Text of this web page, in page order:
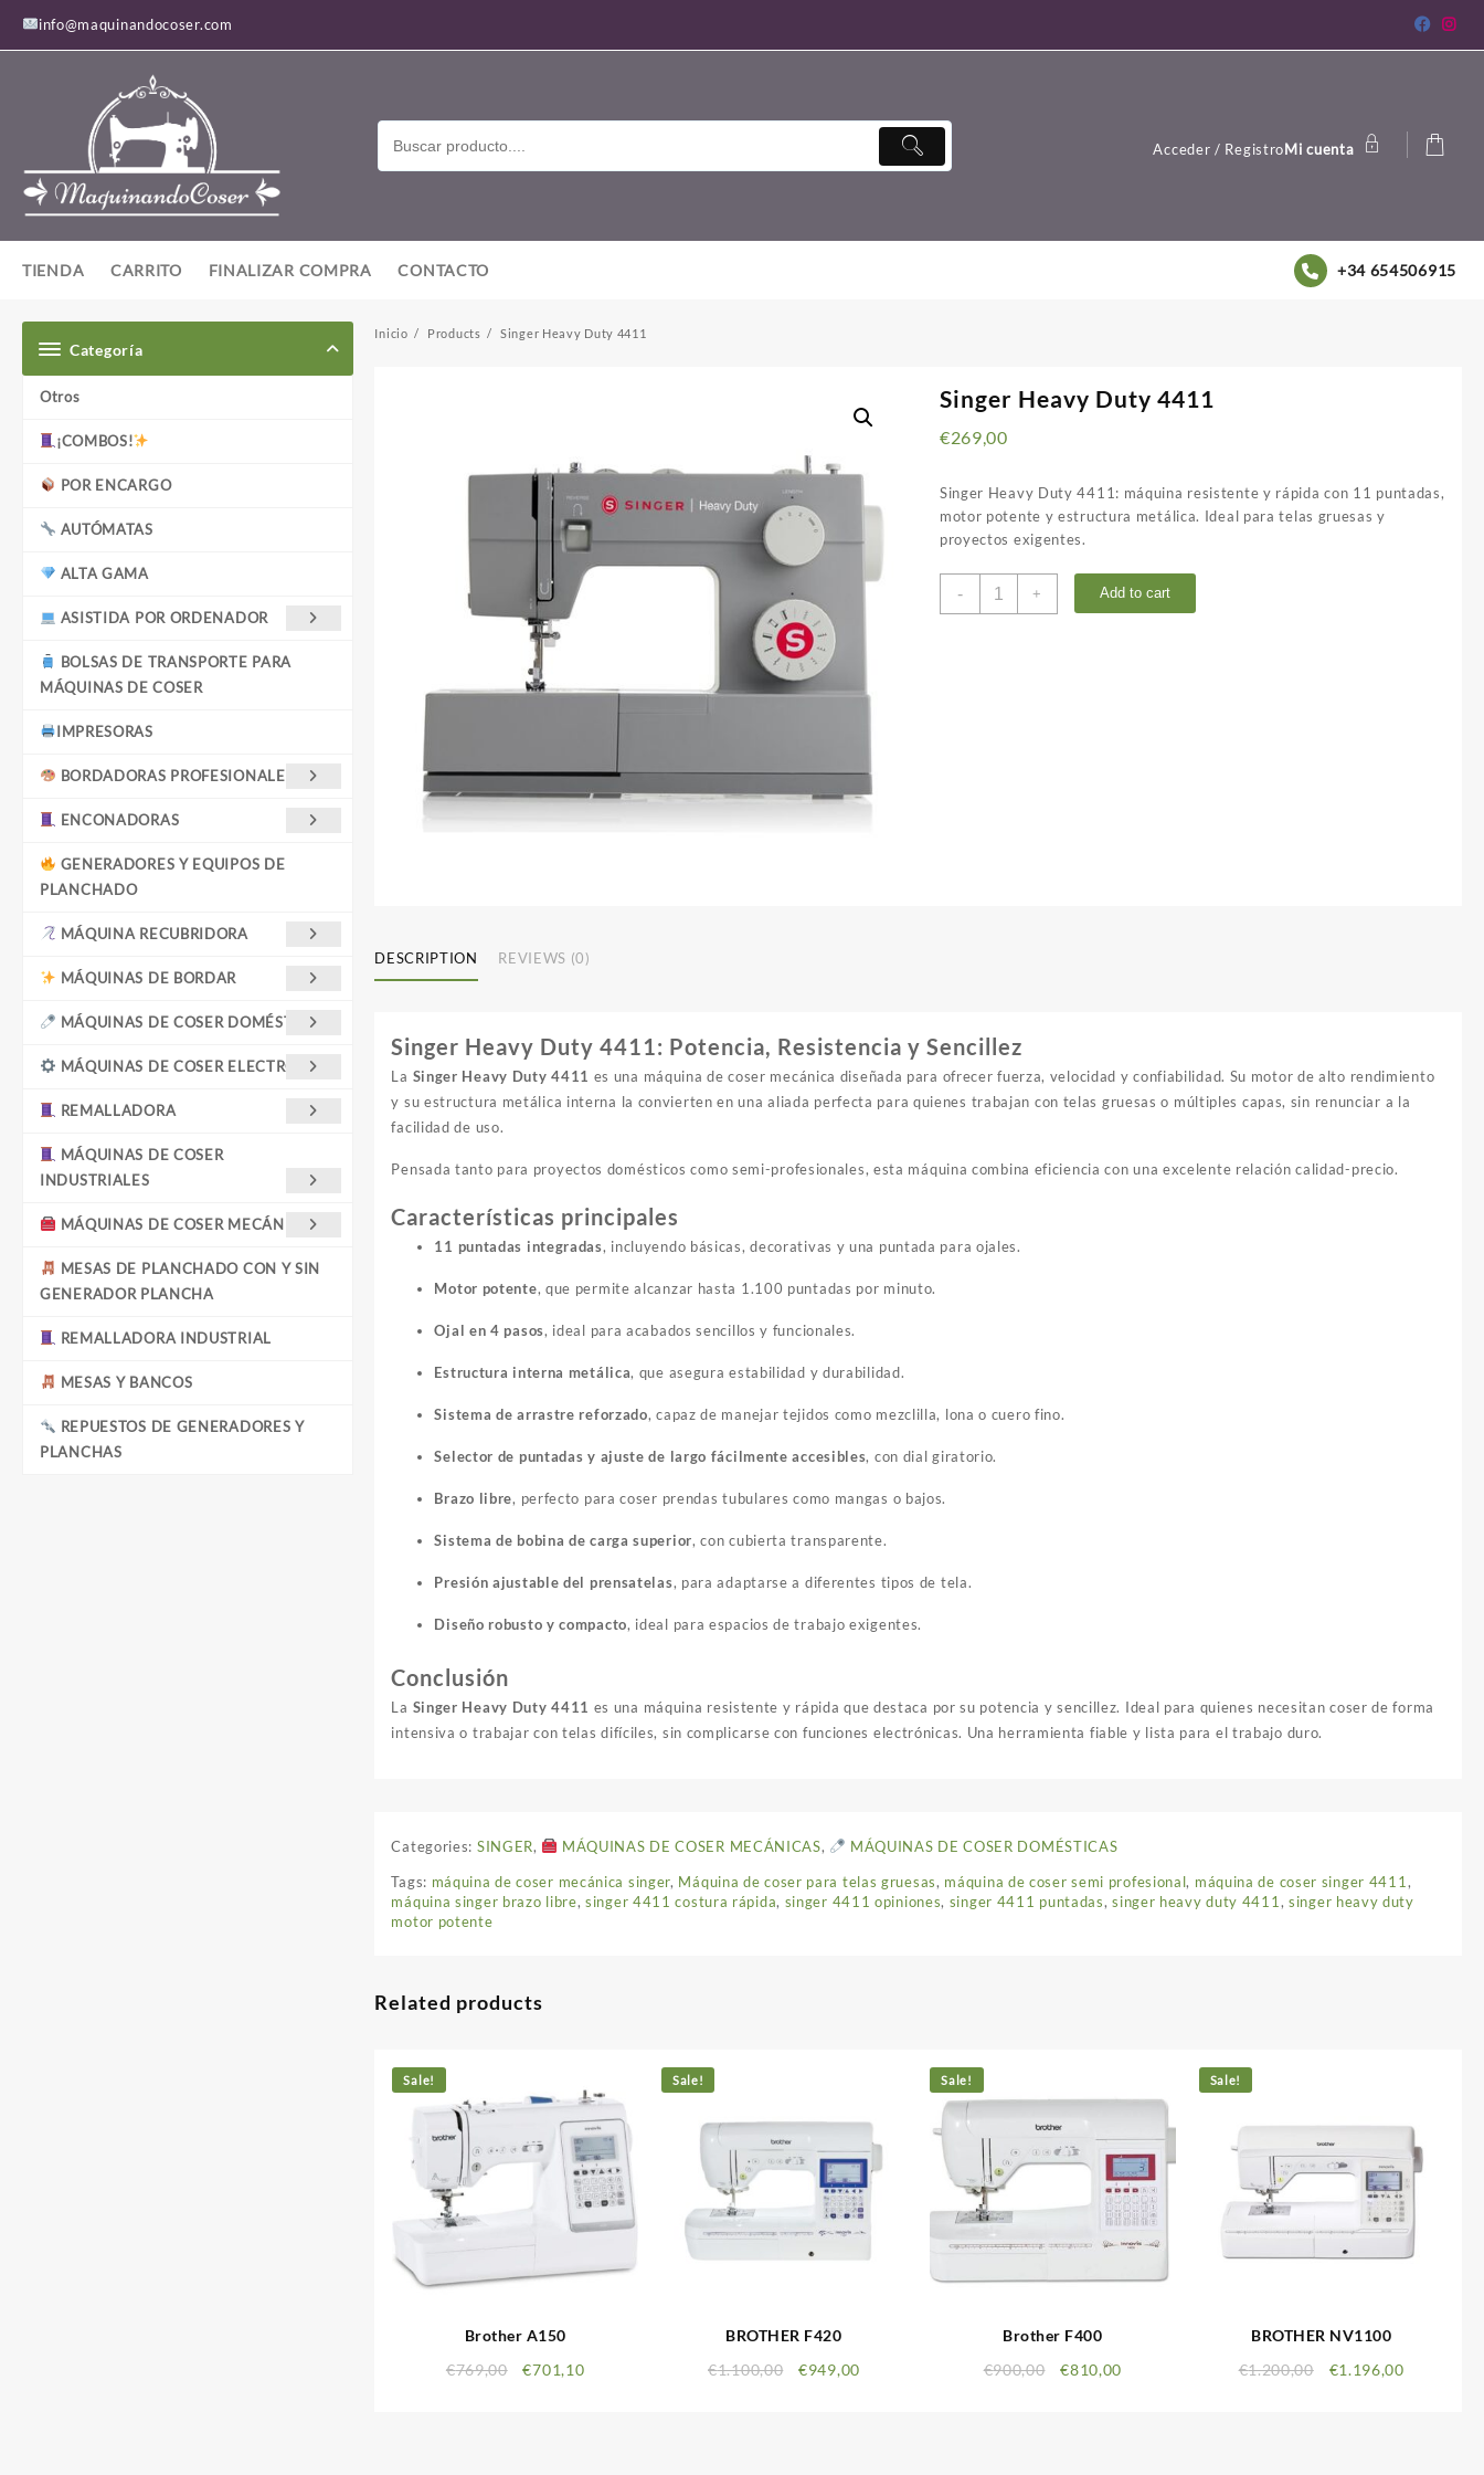
contenido
info@maquinandocoser.com
Acceder / RegistroMi cuenta
TIENDA CARRITO FINALIZAR COMPRA CONTACTO +34 654506915
Categoría
Otros
¡COMBOS!
POR ENCARGO
AUTÓMATAS
ALTA GAMA
ASISTIDA POR ORDENADOR
BOLSAS DE TRANSPORTE PARA
MÁQUINAS DE COSER
IMPRESORAS
BORDADORAS PROFESIONALES
ENCONADORAS
GENERADORES Y EQUIPOS DE
PLANCHADO
MÁQUINA RECUBRIDORA
MÁQUINAS DE BORDAR
MÁQUINAS DE COSER DOMÉSTICAS
MÁQUINAS DE COSER ELECTRÓNICA
REMALLADORA
MÁQUINAS DE COSER
INDUSTRIALES
MÁQUINAS DE COSER MECÁNICAS
MESAS DE PLANCHADO CON Y SIN
GENERADOR PLANCHA
REMALLADORA INDUSTRIAL
MESAS Y BANCOS
REPUESTOS DE GENERADORES Y
PLANCHAS
Inicio Products Singer Heavy Duty 4411
Singer Heavy Duty 4411
€269,00
Singer Heavy Duty 4411: máquina resistente y rápida con 11 puntadas,
motor potente y estructura metálica. Ideal para telas gruesas y
proyectos exigentes.
-
Singer
+ Add to cart
DESCRIPTION REVIEWS (0)
Singer Heavy Duty 4411: Potencia, Resistencia y Sencillez
La Singer Heavy Duty 4411 es una máquina de coser mecánica diseñada para ofrecer fuerza, velocidad y confiabilidad. Su motor de alto rendimiento
y su estructura metálica interna la convierten en una aliada perfecta para quienes trabajan con telas gruesas o múltiples capas, sin renunciar a la
facilidad de uso.
Pensada tanto para proyectos domésticos como semi-profesionales, esta máquina combina eficiencia con una excelente relación calidad-precio.
Características principales
11 puntadas integradas, incluyendo básicas, decorativas y una puntada para ojales.
Motor potente, que permite alcanzar hasta 1.100 puntadas por minuto.
Ojal en 4 pasos, ideal para acabados sencillos y funcionales.
Estructura interna metálica, que asegura estabilidad y durabilidad.
Sistema de arrastre reforzado, capaz de manejar tejidos como mezclilla, lona o cuero fino.
Selector de puntadas y ajuste de largo fácilmente accesibles, con dial giratorio.
Brazo libre, perfecto para coser prendas tubulares como mangas o bajos.
Sistema de bobina de carga superior, con cubierta transparente.
Presión ajustable del prensatelas, para adaptarse a diferentes tipos de tela.
Diseño robusto y compacto, ideal para espacios de trabajo exigentes.
Conclusión
La Singer Heavy Duty 4411 es una máquina resistente y rápida que destaca por su potencia y sencillez. Ideal para quienes necesitan coser de forma
intensiva o trabajar con telas difíciles, sin complicarse con funciones electrónicas. Una herramienta fiable y lista para el trabajo duro.
Categories: SINGER, MÁQUINAS DE COSER MECÁNICAS,
MÁQUINAS DE COSER DOMÉSTICAS
Tags: máquina de coser mecánica singer, Máquina de coser para telas gruesas, máquina de coser semi profesional, máquina de coser singer 4411 ,
máquina singer brazo libre,singer 4411 costura rápida, singer 4411 opiniones, singer 4411 puntadas,singer heavy duty 4411 , singer heavy duty
motor potente
Related products
Sale!
Brother A150
€769,00 €701,10
Sale!
BROTHER F420
€1.100,00 €949,00
Sale!
Brother F400
€900,00 €810,00
Sale!
BROTHER NV1100
€1.200,00 €1.196,00